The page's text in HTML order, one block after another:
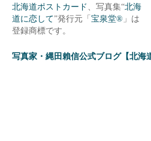
北海道ポストカード
、写真集“北海
道に恋して”発行元「 宝泉堂® 」は
登録商標です。
写真家・縄田賴信公式ブログ【北海